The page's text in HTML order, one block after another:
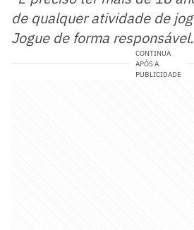
de qualquer atividade de
Jogue de forma responsável.
CONTINUA
APÓS A
PUBLICIDADE